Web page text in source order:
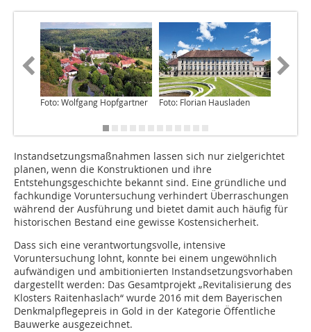
Foto: Wolfgang Hopfgartner Foto: Florian Hausladen
Instandsetzungsmaßnahmen lassen sich nur zielgerichtet
planen, wenn die Konstruk­tionen und ihre
Entstehungsgeschichte bekannt sind. Eine gründliche und
fachkundige Voruntersuchung verhindert Überraschungen
während der Ausführung und bietet damit auch häufig für
historischen Bestand eine gewisse Kostensicherheit.
Dass sich eine verantwortungsvolle, intensive
Voruntersuchung lohnt, konnte bei einem ungewöhnlich
aufwändigen und ambitionierten Instandsetzungsvorhaben
dargestellt werden: Das Gesamtprojekt „Revitalisierung des
Klosters Raitenhaslach“ wurde 2016 mit dem Bayerischen
Denkmalpflegepreis in Gold in der Kategorie Öffentliche
Bauwerke ausgezeichnet.